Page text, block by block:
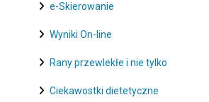
e-Skierowanie
Wyniki On-line
Rany przewlekłe i nie tylko
Ciekawostki dietetyczne